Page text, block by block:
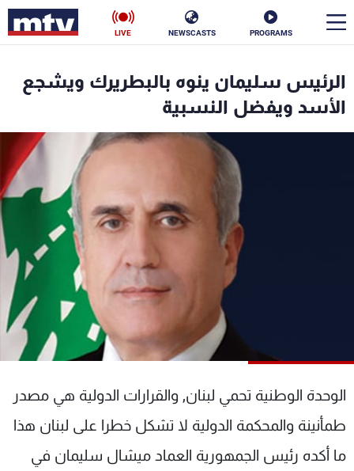
PROGRAMS
NEWSCASTS
LIVE
الرئيس سليمان ينوه بالبطريرك ويشجع
الأسد ويفضل النسبية
الوحدة الوطنية تحمي لبنان, والقرارات الدولية هي مصدر
طمأنينة والمحكمة الدولية لا تشكل خطرا على لبنان هذا
ما أكده رئيس الجمهورية العماد ميشال سليمان في
الأخبار
ناس
رياضة
الترددات
عن MTV
الإنـتـاج
تواصل معنا